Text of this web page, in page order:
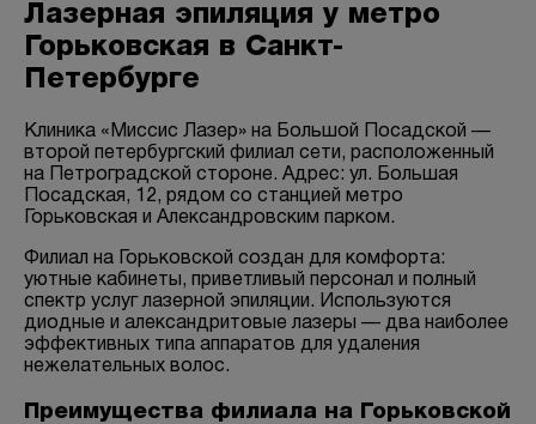
Лазерная эпиляция у метро
Горьковская в Санкт-
Петербурге
Клиника «Миссис Лазер» на Большой Посадской —
второй петербургский филиал сети, расположенный
на Петроградской стороне. Адрес: ул. Большая
Посадская, 12, рядом со станцией метро
Горьковская и Александровским парком.
Филиал на Горьковской создан для комфорта:
уютные кабинеты, приветливый персонал и полный
спектр услуг лазерной эпиляции. Используются
диодные и александритовые лазеры — два наиболее
эффективных типа аппаратов для удаления
нежелательных волос.
Преимущества филиала на Горьковской